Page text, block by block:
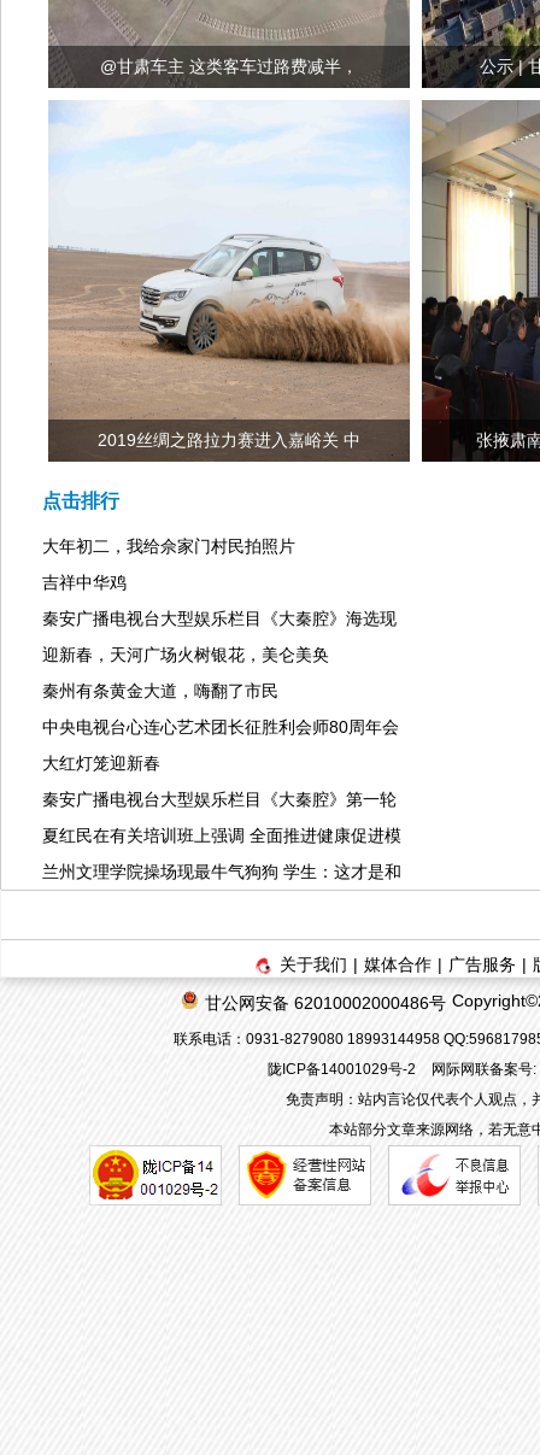
@甘肃车主 这类客车过路费减半， 公示 |
2019丝绸之路拉力赛进入嘉峪关 中 张掖肃
点击排行
大年初二，我给佘家门村民拍照片
吉祥中华鸡
秦安广播电视台大型娱乐栏目《大秦腔》海选现
迎新春，天河广场火树银花，美仑美奂
秦州有条黄金大道，嗨翻了市民
中央电视台心连心艺术团长征胜利会师80周年会
大红灯笼迎新春
秦安广播电视台大型娱乐栏目《大秦腔》第一轮
夏红民在有关培训班上强调 全面推进健康促进模
兰州文理学院操场现最牛气狗狗 学生：这才是和
关于我们 | 媒体合作 | 广告服务 |
甘公网安备 62010002000486号
联系电话：0931-8279080 18993144958
陇ICP备14001029号-2
网际网联备案
免责声明：站内言论仅代表个人观点，
本站部分文章来源网络，若无意